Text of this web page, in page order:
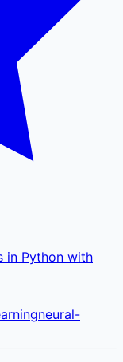
in Python with
neural-